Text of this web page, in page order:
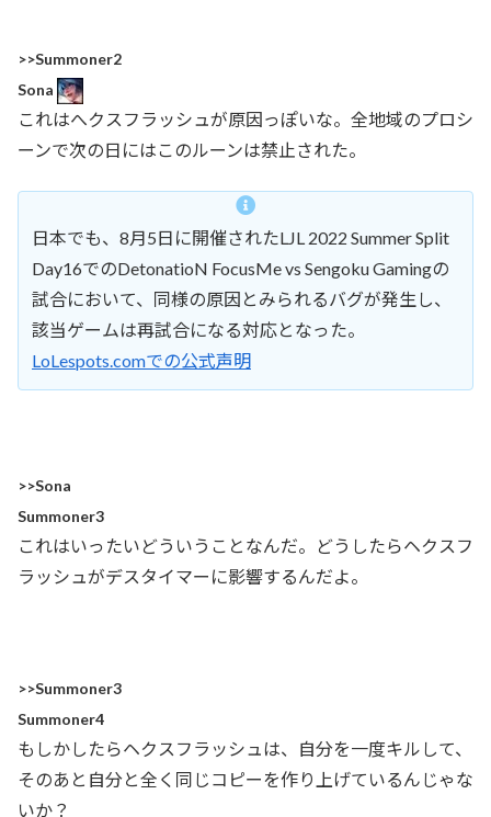
>>Summoner2
Sona
これはへクスフラッシュが原因っぽいな。全地域のプロシ
ーンで次の日にはこのルーンは禁止された。
日本でも、8月5日に開催されたLJL 2022 Summer Split
Day16でのDetonatioN FocusMe vs Sengoku Gamingの
試合において、同様の原因とみられるバグが発生し、
該当ゲームは再試合になる対応となった。
LoLespots.comでの公式声明
>>Sona
Summoner3
これはいったいどういうことなんだ。どうしたらヘクスフ
ラッシュがデスタイマーに影響するんだよ。
>>Summoner3
Summoner4
もしかしたらヘクスフラッシュは、自分を一度キルして、
そのあと自分と全く同じコピーを作り上げているんじゃな
いか？